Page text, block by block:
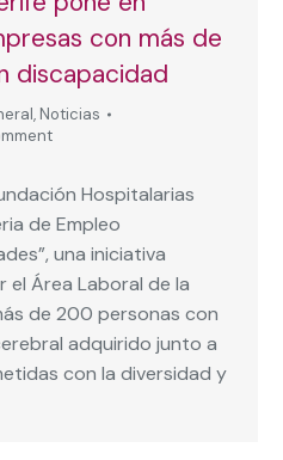
con más de
discapacidad
, Noticias
Hospitalarias
de Empleo
una iniciativa
Área Laboral de la
de 200 personas con
adquirido junto a
con la diversidad y